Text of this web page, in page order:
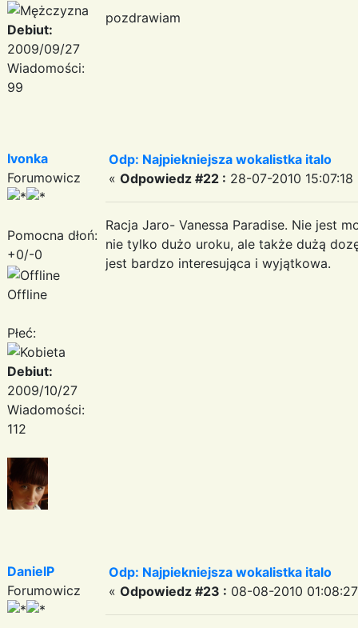
Debiut:
2009/09/27
Wiadomości:
99
pozdrawiam
Ivonka
Forumowicz
Pomocna dłoń:
+0/-0
Offline
Płeć:
Debiut:
2009/10/27
Wiadomości:
112
Odp: Najpiekniejsza wokalistka italo
« Odpowiedz #22 : 28-07-2010 15:07:18
Racja Jaro- Vanessa Paradise. Nie jest
nie tylko dużo uroku, ale także dużą
jest bardzo interesująca i wyjątkowa.
DanielP
Forumowicz
Odp: Najpiekniejsza wokalistka italo
« Odpowiedz #23 : 08-08-2010